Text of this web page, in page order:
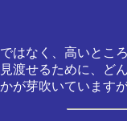
はなく、高いとこ
渡せるために、ど
が芽吹いています